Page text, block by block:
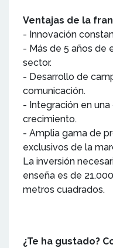
Ventajas de la
- Innovación
- Más de 5 años de
sector.
- Desarrollo de
comunicación.
- Integración en
crecimiento.
- Amplia gama de
exclusivos de la
La inversión
enseña es de
metros cuadrados.
¿Te ha gustado?